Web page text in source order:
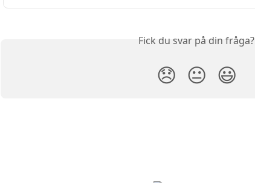
Fick du svar på din fråga?
😞 😐 😃